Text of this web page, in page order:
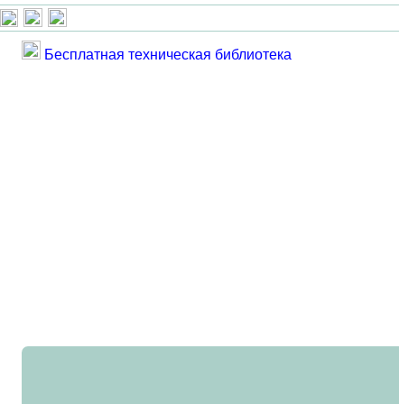
Бесплатная техническая библиотека